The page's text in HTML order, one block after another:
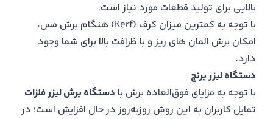
بالایی برای تولید قطعات مورد نیاز است.
با توجه به کمترین میزان کرف (Kerf) هنگام برش مس،
امکان برش المان های ریز و با ظرافت بالا برای شما وجود
دارد.
دستگاه لیزر برنج
با توجه به مزایای فوق‌العاده برش با دستگاه برش لیزر فلزات
تمایل کاربران به این روش روزبه‌روز در حال افزایش است؛ در